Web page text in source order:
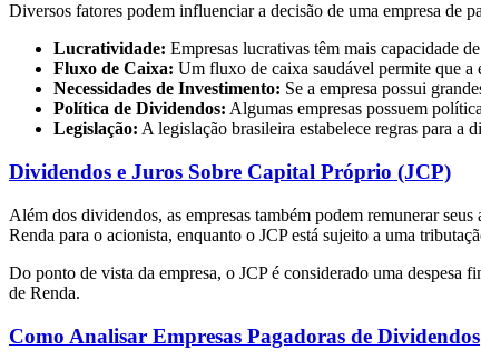
Diversos fatores podem influenciar a decisão de uma empresa de
Lucratividade: Empresas lucrativas têm mais capacidade
Fluxo de Caixa: Um fluxo de caixa saudável permite que a
Necessidades de Investimento: Se a empresa possui
Política de Dividendos: Algumas empresas possuem
Legislação: A legislação brasileira estabelece regras para
Dividendos e Juros Sobre Capital Próprio (JCP)
Além dos dividendos, as empresas também podem remunerar
Renda para o acionista, enquanto o JCP está sujeito a uma
Do ponto de vista da empresa, o JCP é considerado uma despesa
de Renda.
Como Analisar Empresas Pagadoras de Dividendos